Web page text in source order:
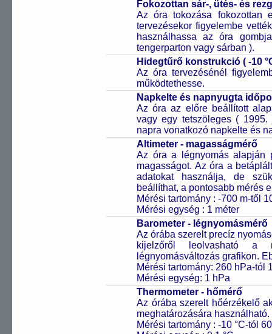
Fokozottan sár-, ütés- és
Az óra tokozása fokozottan
tervezésekor figyelembe
használhassa az óra
tengerparton vagy sárban ).
Hidegtűrő konstrukció ( -10
Az óra tervezésénél
működtethesse.
Napkelte és napnyugta
Az óra az előre beállított
vagy egy tetszöleges (
napra vonatkozó napkelte és
Altimeter - magasságmérő
Az óra a légnyomás alapján
magasságot. Az óra a
adatokat használja, de
beállíthat, a pontosabb mérés
Mérési tartomány : -700 m-től
Mérési egység : 1 méter
Barometer - légnyomásmérő
Az órába szerelt precíz
kijelzőről leolvasható a
légnyomásváltozás grafikon.
Mérési tartomány: 260 hPa-tól
Mérési egység: 1 hPa
Thermometer - hőmérő
Az órába szerelt hőérzékelő
meghatározására használható.
Mérési tartomány : -10 °C-tól